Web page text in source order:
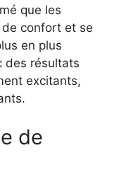
que les
confort et se
en plus
des résultats
excitants,
de